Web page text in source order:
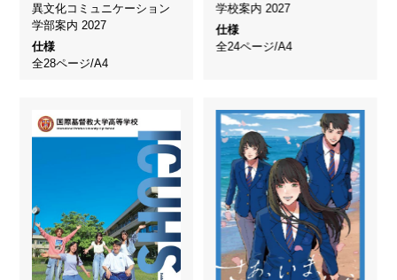
異文化コミュニケーション
学部案内 2027
仕様
全28ページ/A4
学校案内 2027
仕様
全24ページ/A4